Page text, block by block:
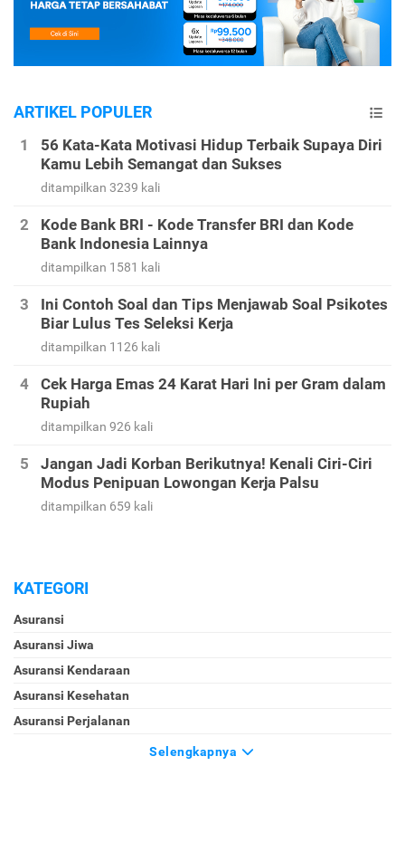
ARTIKEL POPULER
56 Kata-Kata Motivasi Hidup Terbaik Supaya Diri
Kamu Lebih Semangat dan Sukses
ditampilkan 3239 kali
Kode Bank BRI - Kode Transfer BRI dan Kode
Bank Indonesia Lainnya
ditampilkan 1581 kali
Ini Contoh Soal dan Tips Menjawab Soal Psikotes
Biar Lulus Tes Seleksi Kerja
ditampilkan 1126 kali
Cek Harga Emas 24 Karat Hari Ini per Gram dalam
Rupiah
ditampilkan 926 kali
Jangan Jadi Korban Berikutnya! Kenali Ciri-Ciri
Modus Penipuan Lowongan Kerja Palsu
ditampilkan 659 kali
KATEGORI
Asuransi
Asuransi Jiwa
Asuransi Kendaraan
Asuransi Kesehatan
Asuransi Perjalanan
Selengkapnya